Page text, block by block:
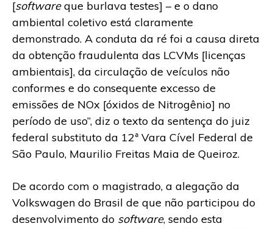
[softwareque burlava testes] – e o dano
ambiental coletivo está claramente
demonstrado. A conduta da ré foi a causa direta
da obtenção fraudulenta das LCVMs [licenças
ambientais], da circulação de veículos não
conformes e do consequente excesso de
emissões de NOx [óxidos de Nitrogênio] no
período de uso”, diz o texto da sentença do juiz
federal substituto da 12ª Vara Cível Federal de
São Paulo, Maurilio Freitas Maia de Queiroz.
De acordo com o magistrado, a alegação da
Volkswagen do Brasil de que não participou do
desenvolvimento do software, sendo esta